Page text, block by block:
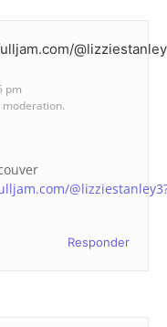
pm
Responder